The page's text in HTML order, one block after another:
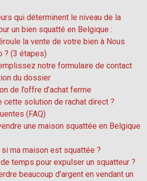
qui déterminent le niveau de la
un bien squatté en Belgique :
la vente de votre bien à Nous
? (3 étapes)
notre formulaire de contact
du dossier
de l’offre d’achat ferme
cette solution de rachat direct ?
(FAQ)
une maison squattée en Belgique
ma maison est squattée ?
temps pour expulser un squatteur ?
beaucoup d’argent en vendant un